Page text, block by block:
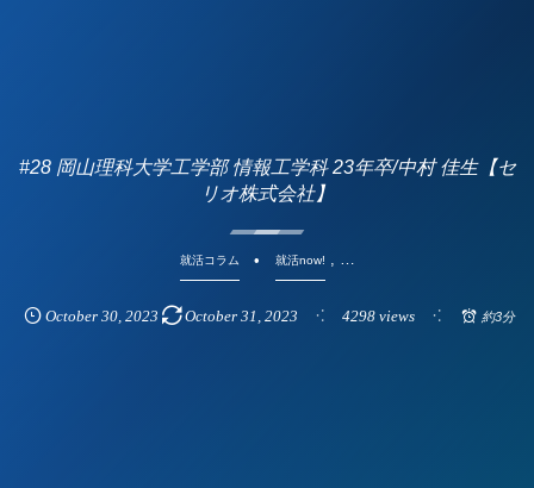
#28 岡山理科大学工学部 情報工学科 23年卒/中村 佳生【セ
リオ株式会社】
就活コラム 就活now!
October 30 ,2023 October 31 ,2023 4298 views 約3分